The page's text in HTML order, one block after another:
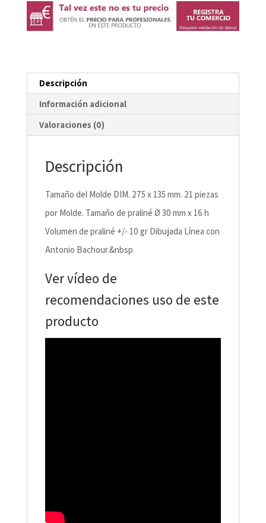
Descripción
Información adicional
Valoraciones (0)
Descripción
Tamaño del Molde DIM. 275 x 135 mm. 21 piezas
por Molde. Tamaño de praliné Ø 30 mm x 16 h
Volumen de praliné +/- 10 gr Dibujada Línea con
Antonio Bachour.&nbsp
Ver vídeo de
recomendaciones uso de este
producto